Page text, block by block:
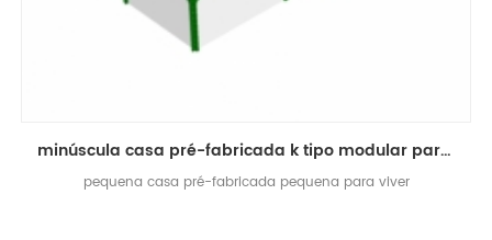
minúscula casa pré-fabricada k tipo modular para uma vida conveniente
pequena casa pré-fabricada pequena para viver